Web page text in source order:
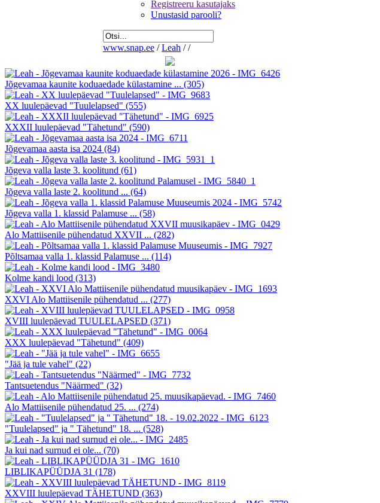
Registreeru kasutajaks
Unustasid parooli?
www.snap.ee / Leah / /
Jõgevamaa kaunite koduaedade külastamine ... (305)
XX luulepäevad "Tuulelapsed" (555)
XXXII luulepäevad "Tähetund" (590)
Jõgevamaa aasta isa 2024 (84)
Jõgeva valla laste 3. koolitund (61)
Jõgeva valla laste 2. koolitund ... (64)
Jõgeva valla 1. klassid Palamuse ... (58)
Alo Mattiisenile pühendatud XXVII ... (282)
Põltsamaa valla 1. klassid Palamuse ... (114)
Kolme kandi lood (313)
XXVI Alo Mattiisenile pühendatud ... (277)
XVIII luulepäevad TUULELAPSED (371)
XXX luulepäevad "Tähetund" (409)
"Jää ja tule vahel" (22)
Tantsuetendus "Näärmed" (32)
Alo Mattiisenile pühendatud 25. ... (274)
"Tuulelapsed" ja " Tähetund" 18. ... (528)
Ja kui nad surnud ei ole... (70)
LIBLIKAPÜÜDJA 31 (178)
XXVIII luulepäevad TÄHETUND (363)